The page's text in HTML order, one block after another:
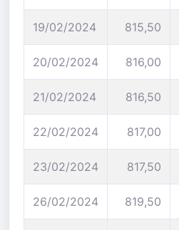
19/02/2024 815,50
20/02/2024 816,00
21/02/2024 816,50
22/02/2024 817,00
23/02/2024 817,50
26/02/2024 819,50